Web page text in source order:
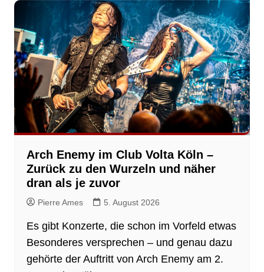
Arch Enemy im Club Volta Köln –
Zurück zu den Wurzeln und näher
dran als je zuvor
Pierre Ames 5. August 2026
Es gibt Konzerte, die schon im Vorfeld etwas
Besonderes versprechen – und genau dazu
gehörte der Auftritt von Arch Enemy am 2.